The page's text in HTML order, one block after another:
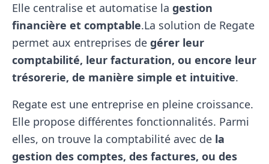
Elle centralise et automatise la gestion
financière et comptable.La solution de Regate
permet aux entreprises de gérer leur
comptabilité, leur facturation, ou encore leur
trésorerie, de manière simple et intuitive.
Regate est une entreprise en pleine croissance.
Elle propose différentes fonctionnalités. Parmi
elles, on trouve la comptabilité avec de la
gestion des comptes, des factures, ou des